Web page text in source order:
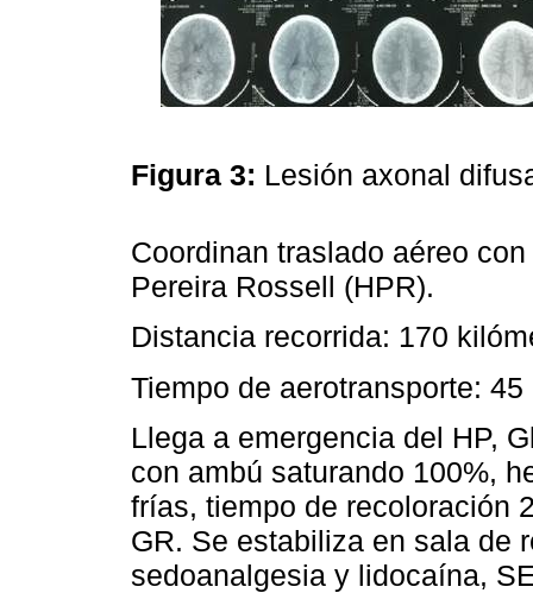
Figura 3: Lesión axonal
Coordinan traslado aéreo
Pereira Rossell (HPR).
Distancia recorrida: 170
Tiempo de aerotransporte:
Llega a emergencia del HP,
con ambú saturando 100%,
frías, tiempo de recoloración
GR. Se estabiliza en sala de
sedoanalgesia y lidocaína,